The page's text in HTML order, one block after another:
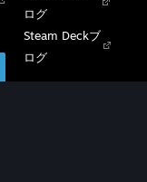
ログ
Steam Deckブ
ログ